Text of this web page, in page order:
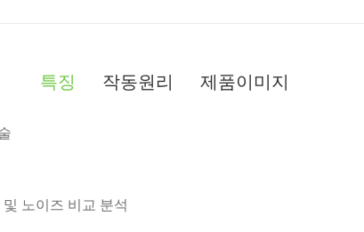
특징 작동원리 제품이미지
노이즈 비교 분석